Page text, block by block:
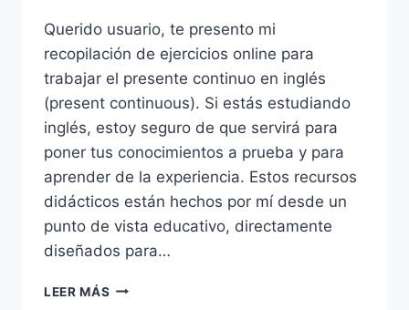
Querido usuario, te presento mi
recopilación de ejercicios online para
trabajar el presente continuo en inglés
(present continuous). Si estás estudiando
inglés, estoy seguro de que servirá para
poner tus conocimientos a prueba y para
aprender de la experiencia. Estos recursos
didácticos están hechos por mí desde un
punto de vista educativo, directamente
diseñados para…
LEER MÁS PRESENT